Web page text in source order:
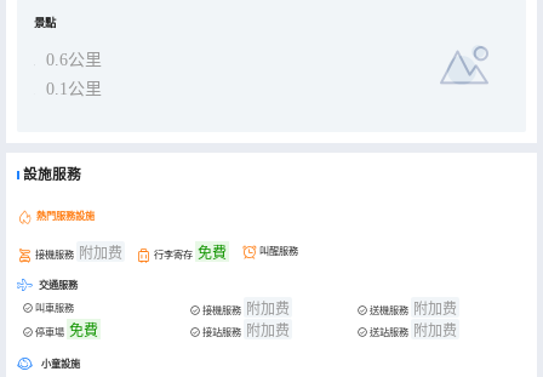
景點
0.6公里
0.1公里
設施服務
熱門服務設施
接機服務 附加费 行李寄存 免費 叫醒服務
交通服務
叫車服務 接機服務 附加费 送機服務 附加费
停車場 免費 接站服務 附加费 送站服務 附加费
小童設施